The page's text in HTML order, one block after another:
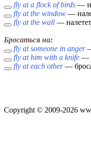
fly at a flock of birds —
fly at the window —
fly at the wall —
Бросаться на:
fly at someone in anger—
fly at him with a knife —
fly at each other—
Copyright © 2009-2026